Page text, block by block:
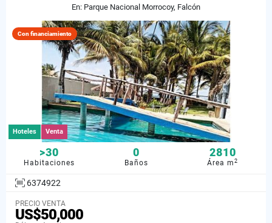
En: Parque Nacional Morrocoy, Falcón
Con financiamiento
Hoteles Venta
>30
Habitaciones
0
Baños
2810
Área m2
6374922
PRECIO VENTA
US$50,000